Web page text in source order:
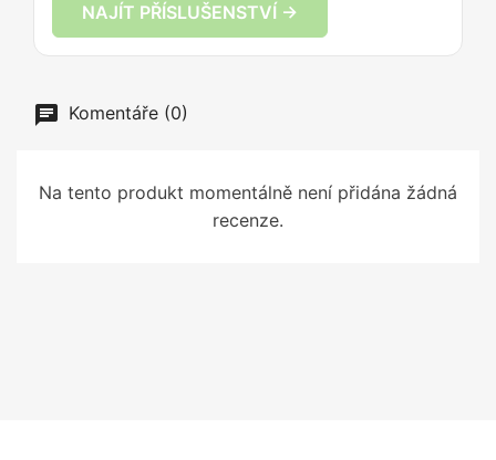
NAJÍT PŘÍSLUŠENSTVÍ →
Komentáře (0)
Na tento produkt momentálně není přidána žádná
recenze.